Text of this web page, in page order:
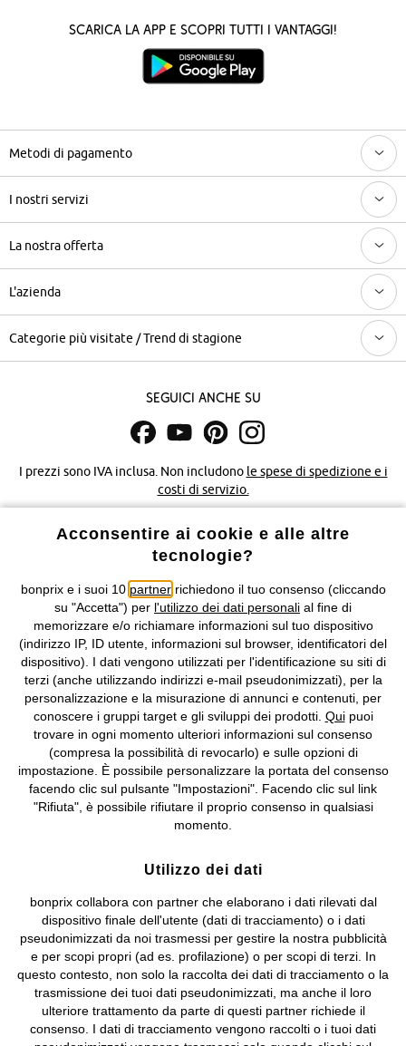
Scarica la App e scopri tutti i vantaggi!
Metodi di pagamento
I nostri servizi
La nostra offerta
L'azienda
Categorie più visitate / Trend di stagione
Seguici anche su
I prezzi sono IVA inclusa. Non includono le spese di spedizione e i
costi di servizio.
Condizioni di vendita Accessibilità
Informazioni legali Diritto di recesso
© 2026 bonprix.Tutti i diritti riservati.
bonprix S.r.l. con socio unico, sede legale: via Adua 33 - 13855
Valdengo (BI) C.F. 01510910027 - P.I. 01939830020, Reg. Imprese di
Biella n. 01510910027, R.E.A. BI - 171345, N. Reg. Pile:
IT09060P00000858, N. Reg. AEE: IT08020000002105 Capitale
Sociale: euro 1.000.000 i.v, Società soggetta all'attività di direzione
e coordinamento di bonprix Beteiligungs -Verwaltungsgesellschaft
mbH.
Acconsentire ai cookie e alle altre
tecnologie?
bonprix e i suoi 10 partnerrichiedono il tuo consenso (cliccando
su "Accetta") per l'utilizzo dei dati personali al fine di
memorizzare e/o richiamare informazioni sul tuo dispositivo
(indirizzo IP, ID utente, informazioni sul browser, identificatori del
dispositivo). I dati vengono utilizzati per l'identificazione su siti di
terzi (anche utilizzando indirizzi e-mail pseudonimizzati), per la
personalizzazione e la misurazione di annunci e contenuti, per
conoscere i gruppi target e gli sviluppi dei prodotti. Quipuoi
trovare in ogni momento ulteriori informazioni sul consenso
(compresa la possibilità di revocarlo) e sulle opzioni di
impostazione. È possibile personalizzare la portata del consenso
facendo clic sul pulsante "Impostazioni". Facendo clic sul link
"Rifiuta", è possibile rifiutare il proprio consenso in qualsiasi
momento.
Utilizzo dei dati
bonprix collabora con partner che elaborano i dati rilevati dal
dispositivo finale dell'utente (dati di tracciamento) o i dati
pseudonimizzati da noi trasmessi per gestire la nostra pubblicità
e per scopi propri (ad es. profilazione) o per scopi di terzi. In
questo contesto, non solo la raccolta dei dati di tracciamento o la
trasmissione dei tuoi dati pseudonimizzati, ma anche il loro
ulteriore trattamento da parte di questi partner richiede il
consenso. I dati di tracciamento vengono raccolti o i tuoi dati